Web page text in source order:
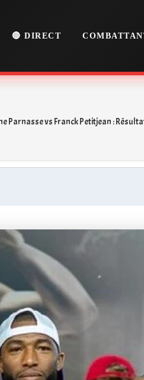
🔴 DIRECT
Parnasse vs Franck Petitjean :